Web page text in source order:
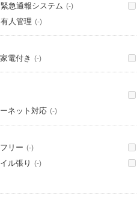
急通報システム (-)
人管理 (-)
電付き (-)
ネット対応 (-)
リー (-)
ル張り (-)